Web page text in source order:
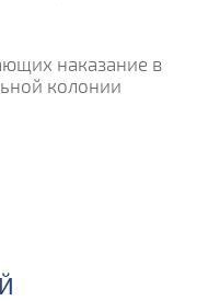
наказание в
колонии